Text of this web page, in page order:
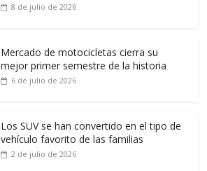
8 de julio de 2026
Mercado de motocicletas cierra su
mejor primer semestre de la historia
6 de julio de 2026
Los SUV se han convertido en el tipo de
vehículo favorito de las familias
2 de julio de 2026